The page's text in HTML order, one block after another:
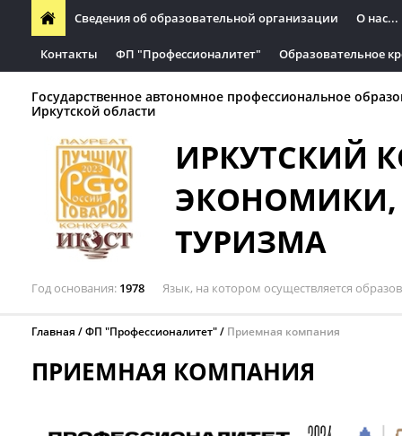
Сведения об образовательной организации О нас...
Контакты ФП "Профессионалитет" Образовательное
Государственное автономное профессиональное
Иркутской области
ИРКУТСКИЙ
ЭКОНОМИКИ,
ТУРИЗМА
Год основания 1978 Язык, на котором осуществляется
Главная ФП "Профессионалитет" Приемная компания
ПРИЕМНАЯ КОМПАНИЯ